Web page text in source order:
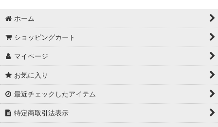
ホーム
ショッピングカート
マイページ
お気に入り
最近チェックしたアイテム
特定商取引法表示